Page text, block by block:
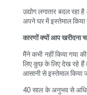
उद्योग लगातार बदल
अपने घर में इस्तेमाल किया
कारणों क्यों आप खरीदना
मैंने कभी नहीं किया गया
लिए कुछ के लिए देख रहे हैं
आसानी से इस्तेमाल किया
40 साल के अनुभव से अधिक